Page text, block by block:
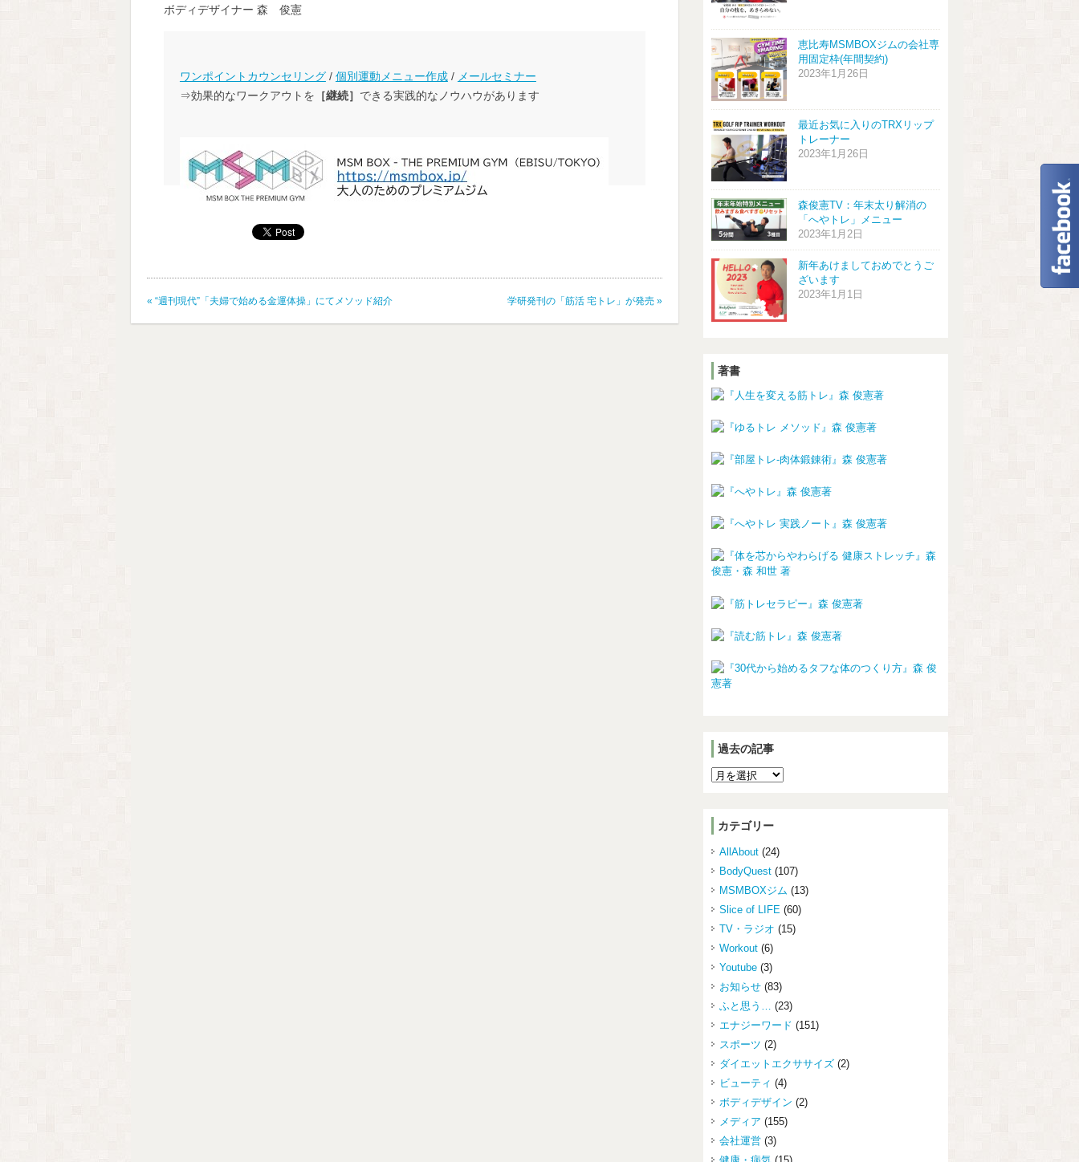
ボディデザイナー 森 俊憲
ワンポイントカウンセリング/ 個別運動メニュー作成/ メールセミナー
⇒効果的なワークアウトを ［継続］ できる実践的なノウハウがあります
« “週刊現代”「夫婦で始める金運体操」にてメソッド紹介 学研発刊の「筋活 宅トレ」が発売»
恵比寿MSMBOXジムの会社専
用固定枠(年間契約)
2023年1月26日
最近お気に入りのTRXリップ
トレーナー
2023年1月26日
森俊憲TV：年末太り解消の
「へやトレ」メニュー
2023年1月2日
新年あけましておめでとうご
ざいます
2023年1月1日
著書
過去の記事
カテゴリー
AllAbout(24)
BodyQuest(107)
MSMBOXジム (13)
Slice of LIFE (60)
TV・ラジオ (15)
Workout(6)
Youtube(3)
お知らせ(83)
ふと思う…
(23)
エナジーワード (151)
スポーツ (2)
ダイエットエクササイズ(2)
ビューティ (4)
ボディデザイン (2)
メディア (155)
会社運営(3)